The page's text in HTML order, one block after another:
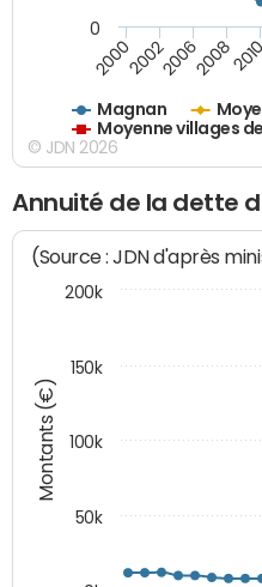
Magnan
Moyenne villages
20002002200620082010
0
© JDN 2026
Annuité de la dette
Montants (€)
(Source : JDN d'après
50k
100k
150k
200k